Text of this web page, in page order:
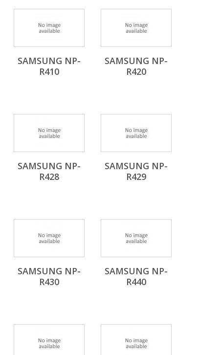
SAMSUNG NP-
R410
SAMSUNG NP-
R420
SAMSUNG NP-
R428
SAMSUNG NP-
R429
SAMSUNG NP-
R430
SAMSUNG NP-
R440